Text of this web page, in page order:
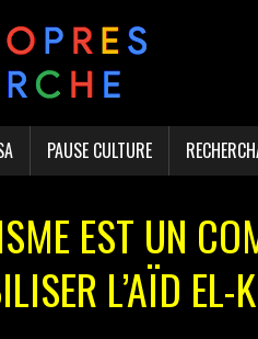
PAUSE CULTURE
EST UN
L’AÏD EL-